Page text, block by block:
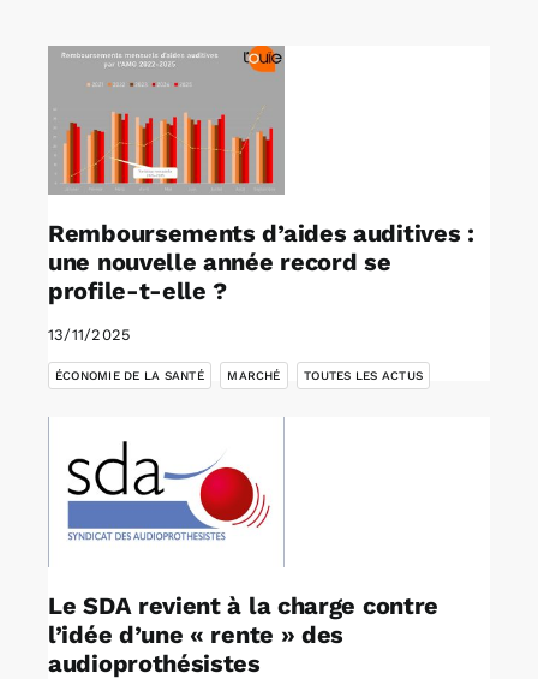
Rechercher:
Annonces emploi
Remboursements d’aides auditives :
une nouvelle année record se
profile-t-elle ?
13/11/2025
ÉCONOMIE DE LA SANTÉ MARCHÉ TOUTES LES ACTUS
Le SDA revient à la charge contre
l’idée d’une « rente » des
audioprothésistes